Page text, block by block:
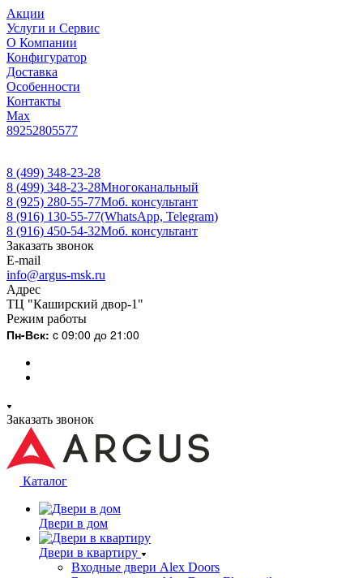
Акции
Услуги и Сервис
О Компании
Конфигуратор
Доставка
Особенности
Контакты
Max
89252805577
8 (499) 348-23-28
8 (499) 348-23-28Многоканальный
8 (925) 280-55-77Моб. консультант
8 (916) 130-55-77(WhatsApp, Telegram)
8 (916) 450-54-32Моб. консультант
Заказать звонок
E-mail
info@argus-msk.ru
Адрес
ТЦ "Каширский двор-1"
Режим работы
Пн-Вск: c 09:00 до 21:00
Заказать звонок
Каталог
Двери в дом
Двери в квартиру
Входные двери Alex Doors